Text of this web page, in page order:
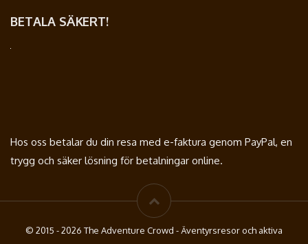
BETALA SÄKERT!
Hos oss betalar du din resa med e-faktura genom PayPal, en
trygg och säker lösning för betalningar online.
© 2015 - 2026 The Adventure Crowd - Äventyrsresor och aktiva